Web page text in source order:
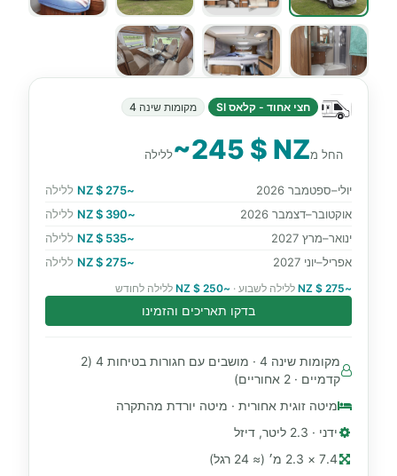
חצי אחוד - קלאס SI מקומות שינה 4
החל מ~245 $ NZללילה
יולי–ספטמבר 2026 ~275 $ NZ
ללילה
אוקטובר–דצמבר 2026
~390 $ NZ
ללילה
ינואר–מרץ 2027
~535 $ NZ
ללילה
אפריל–יוני 2027
~275 $ NZ ללילה
~275 $ NZ ללילה לשבוע · ~250 $ NZ ללילה לחודש
בדקו תאריכים והזמינו
מקומות שינה 4 · מושבים עם חגורות בטיחות 4 (2
קדמיים · 2 אחוריים)
מיטה זוגית אחורית · מיטה יורדת מהתקרה
ידני · 2.3 ליטר, דיזל
7.4 × 2.3 מ׳ (≈ 24 רגל)